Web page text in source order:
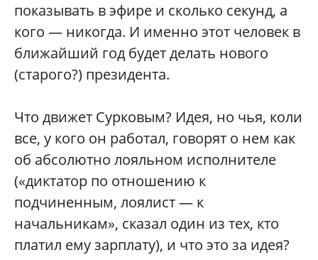
показывать в эфире и сколько секунд, а
кого — никогда. И именно этот человек в
ближайший год будет делать нового
(старого?) президента.
Что движет Сурковым? Идея, но чья, коли
все, у кого он работал, говорят о нем как
об абсолютно лояльном исполнителе
(«диктатор по отношению к
подчиненным, лоялист — к
начальникам», сказал один из тех, кто
платил ему зарплату), и что это за идея?